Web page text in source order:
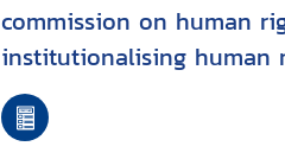
commission on human
institutionalising human
Southeast Asia